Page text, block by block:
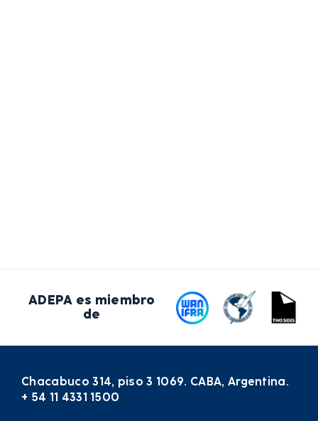
ADEPA es miembro
de
Chacabuco 314, piso 3 1069. CABA, Argentina.
+ 54 11 4331 1500